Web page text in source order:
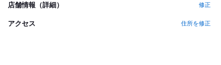
店舗情報（詳細） 修正
アクセス 住所を修正